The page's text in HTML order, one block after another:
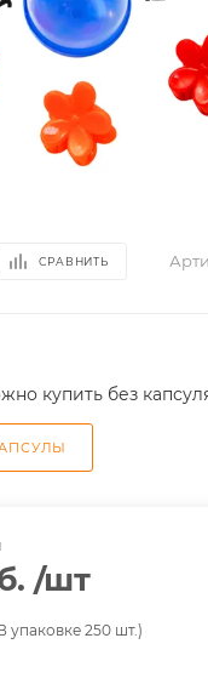
СРАВНИТЬ
купить без
/шт
упаковке 250 шт.)